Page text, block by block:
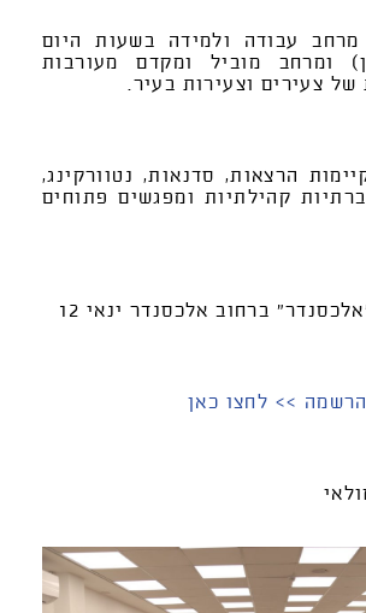
עבודה ולמידה בשעות היום
ומרחב מוביל ומקדם מעורבות
של צעירים וצעירות בעיר.
הרצאות, סדנאות, נטוורקינג,
קהילתיות ומפגשים פתוחים
ברחוב אלכסנדר ינאי 12
>> לחצו כאן